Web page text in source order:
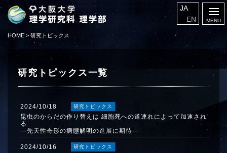
JA
EN
HOME > 研究トピックス
研究トピックス一覧
2024/10/18 研究トピックス
昆虫のからだの作り替えは 細胞死への道連れによって加速され
る
―先天性奇形の病態解明の進展に期待―
2024/10/16 研究トピックス